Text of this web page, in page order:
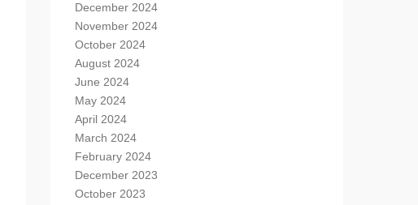
December 2024
November 2024
October 2024
August 2024
June 2024
May 2024
April 2024
March 2024
February 2024
December 2023
October 2023